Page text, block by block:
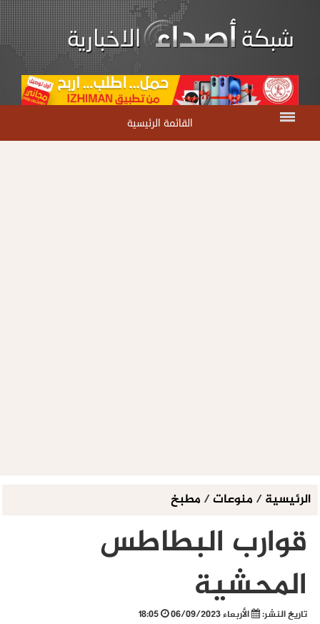
القائمة الرئيسية
الرئيسية/ منوعات/ مطبخ
قوارب البطاطس
المحشية
تاريخ النشر: الأربعاء 06/09/2023